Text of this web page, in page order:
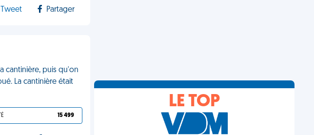
Tweet Partager
cantinière, puis qu'on
La cantinière était
15 499
LE TOP